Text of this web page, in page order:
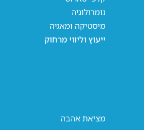
נומרולוגיה
מיסטיקה ומאגיה
ייעוץ וליווי מרחוק
מציאת אהבה